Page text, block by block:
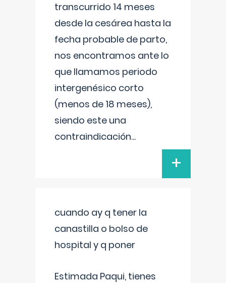
transcurrido 14 meses
desde la cesárea hasta la
fecha probable de parto,
nos encontramos ante lo
que llamamos periodo
intergenésico corto
(menos de 18 meses),
siendo este una
contraindicación...
+
cuando ay q tener la
canastilla o bolso de
hospital y q poner
Estimada Paqui, tienes